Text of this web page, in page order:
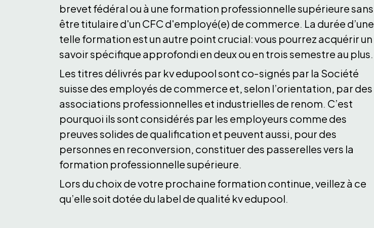
brevet fédéral ou à une formation professionnelle supérieure sans
être titulaire d'un CFC d'employé(e) de commerce. La durée d’une
telle formation est un autre point crucial: vous pourrez acquérir un
savoir spécifique approfondi en deux ou en trois semestre au plus.
Les titres délivrés par kv edupool sont co‑signés par la Société
suisse des employés de commerce et, selon l’orientation, par des
associations professionnelles et industrielles de renom. C’est
pourquoi ils sont considérés par les employeurs comme des
preuves solides de qualification et peuvent aussi, pour des
personnes en reconversion, constituer des passerelles vers la
formation professionnelle supérieure.
Lors du choix de votre prochaine formation continue, veillez à ce
qu’elle soit dotée du label de qualité kv edupool.